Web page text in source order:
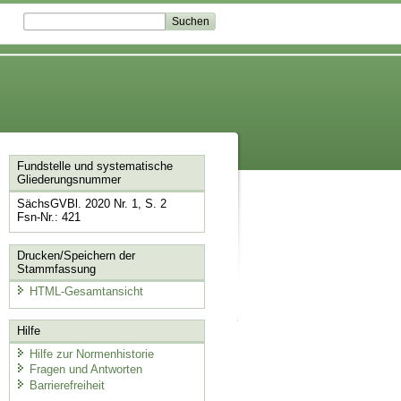
Fundstelle und systematische
Gliederungsnummer
SächsGVBl. 2020 Nr. 1, S. 2
Fsn-Nr.: 421
Drucken/Speichern der
Stammfassung
HTML-Gesamtansicht
Hilfe
Hilfe zur Normenhistorie
Fragen und Antworten
Barrierefreiheit